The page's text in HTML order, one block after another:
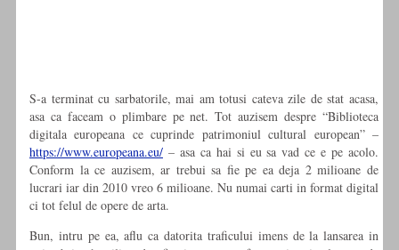
S-a terminat cu sarbatorile, mai am totusi cateva zile de stat acasa,
asa ca faceam o plimbare pe net. Tot auzisem despre “Biblioteca
digitala europeana ce cuprinde patrimoniul cultural european” –
https://www.europeana.eu/ – asa ca hai si eu sa vad ce e pe acolo.
Conform la ce auzisem, ar trebui sa fie pe ea deja 2 milioane de
lucrari iar din 2010 vreo 6 milioane. Nu numai carti in format digital
ci tot felul de opere de arta.
Bun, intru pe ea, aflu ca datorita traficului imens de la lansarea in